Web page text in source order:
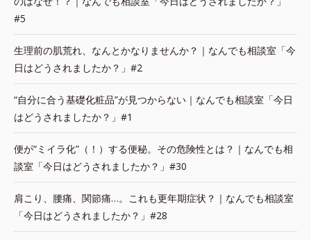
#5
生理前の肌荒れ、なんとかなりませんか？｜なんでも相談室「今
日はどうされましたか？」#2
“自分に合う基礎化粧品”が見つからない｜なんでも相談室「今日
はどうされましたか？」#1
便が“ミイラ化”（！）する便秘。その危険性とは？｜なんでも相
談室「今日はどうされましたか？」#30
肩こり、腰痛、関節痛…。これも更年期症状？｜なんでも相談室
「今日はどうされましたか？」#28